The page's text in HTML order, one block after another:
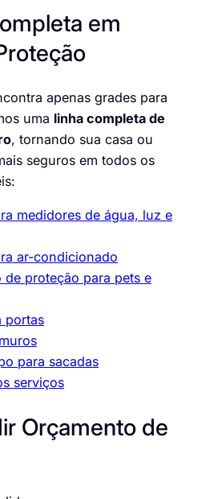
em
apenas grades para
uma linha completa de
, tornando sua casa ou
seguros em todos os
medidores de água, luz e
ar-condicionado
de proteção para pets e
portas
para sacadas
serviços
Orçamento de